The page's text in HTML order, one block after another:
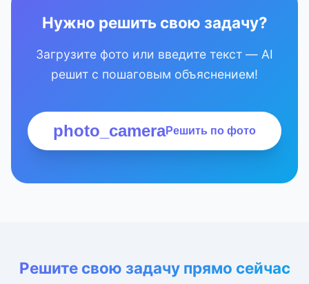
Нужно решить свою задачу?
Загрузите фото или введите текст — AI
решит с пошаговым объяснением!
photo_cameraРешить по фото
Решите свою задачу прямо сейчас